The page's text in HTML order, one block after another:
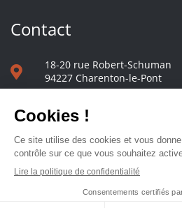
Contact
18-20 rue Robert-Schuman
94227 Charenton-le-Pont